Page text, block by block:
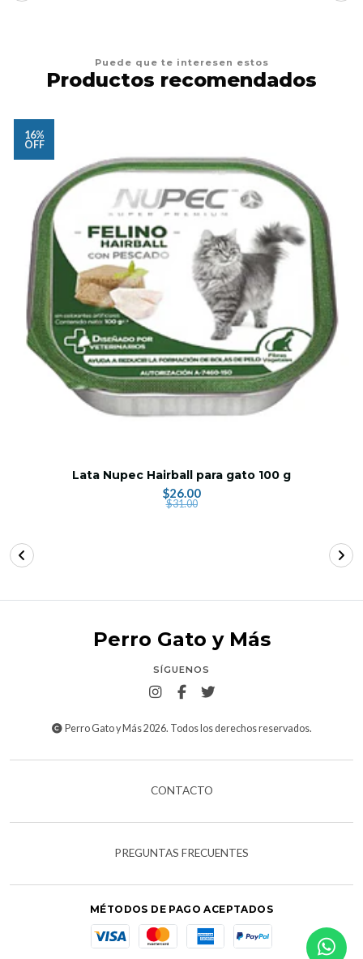
Puede que te interesen estos
Productos recomendados
16%
OFF
Lata Nupec Hairball para gato 100 g
$26.00
$31.00
Perro Gato y Más
SÍGUENOS
Perro Gato y Más 2026. Todos los derechos reservados.
CONTACTO
PREGUNTAS FRECUENTES
MÉTODOS DE PAGO ACEPTADOS